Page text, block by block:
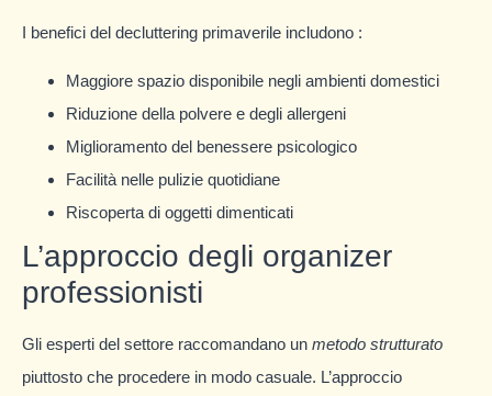
I benefici del decluttering primaverile includono :
Maggiore spazio disponibile negli ambienti domestici
Riduzione della polvere e degli allergeni
Miglioramento del benessere psicologico
Facilità nelle pulizie quotidiane
Riscoperta di oggetti dimenticati
L’approccio degli organizer
professionisti
Gli esperti del settore raccomandano un metodo strutturato
piuttosto che procedere in modo casuale. L’approccio